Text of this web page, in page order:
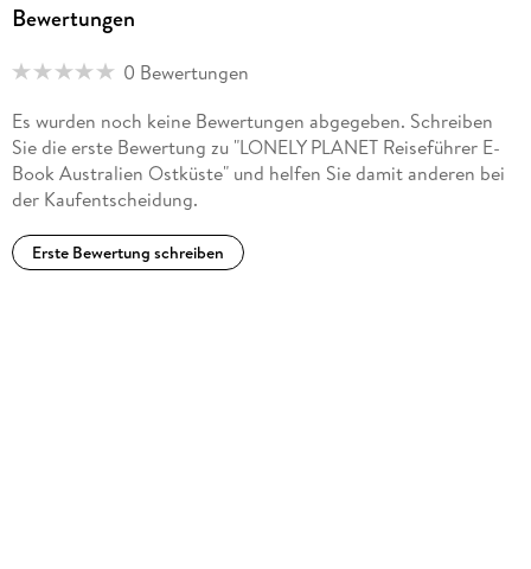
Bewertungen
0 Bewertungen
Es wurden noch keine Bewertungen abgegeben. Schreiben
Sie die erste Bewertung zu "LONELY PLANET Reiseführer E-
Book Australien Ostküste" und helfen Sie damit anderen bei
der Kaufentscheidung.
Erste Bewertung schreiben